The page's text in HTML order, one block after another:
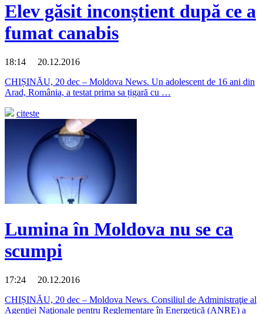
Elev găsit inconștient după ce a
fumat canabis
18:14 20.12.2016
CHIȘINĂU, 20 dec – Moldova News. Un adolescent de 16 ani din
Arad, România, a testat prima sa țigară cu …
citeste
Lumina în Moldova nu se ca
scumpi
17:24 20.12.2016
CHIȘINĂU, 20 dec – Moldova News. Consiliul de Administraţie al
Agenţiei Naţionale pentru Reglementare în Energetică (ANRE) a